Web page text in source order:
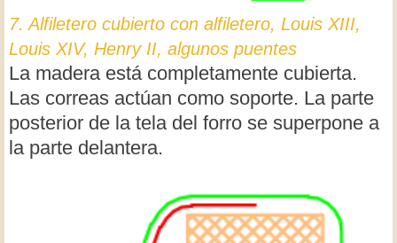
7. Alfiletero cubierto con alfiletero, Louis XIII,
Louis XIV, Henry II, algunos puentes
La madera está completamente cubierta.
Las correas actúan como soporte. La parte
posterior de la tela del forro se superpone a
la parte delantera.